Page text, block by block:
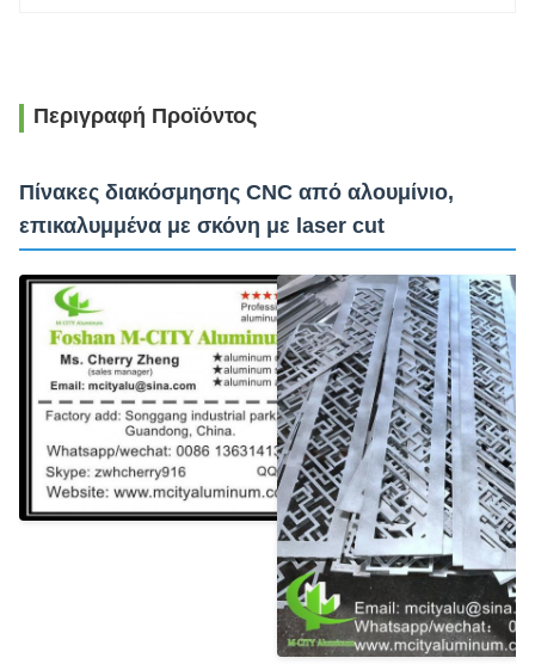
Περιγραφή Προϊόντος
Πίνακες διακόσμησης CNC από αλουμίνιο,
επικαλυμμένα με σκόνη με laser cut